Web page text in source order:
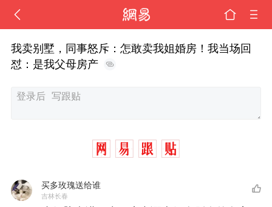
我卖别墅，同事怒斥：怎敢卖我姐婚房！我当场回
怼：是我父母房产
买多玫瑰送给谁
吉林长春